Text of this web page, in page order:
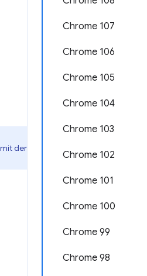
Chrome 107
Chrome 106
Chrome 105
Chrome 104
Chrome 103
Chrome 102
Chrome 101
Chrome 100
Chrome 99
Chrome 98
der